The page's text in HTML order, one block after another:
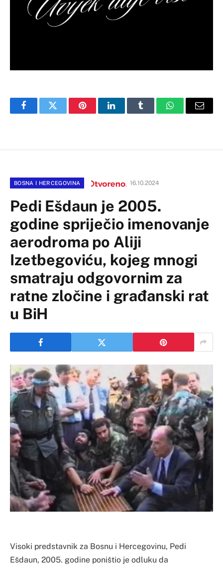
FacebookTwitter PinterestLinkedInTumblr WhatsAppEmail
BOSNA I HERCEGOVINA 16.10.2024
Pedi Ešdaun je 2005.
godine spriječio imenovanje
aerodroma po Aliji
Izetbegoviću, kojeg mnogi
smatraju odgovornim za
ratne zločine i građanski rat
u BiH
Visoki predstavnik za Bosnu i Hercegovinu, Pedi
Ešdaun, 2005. godine poništio je odluku da